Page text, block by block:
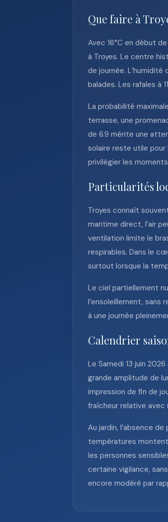
Que faire à
Avec 16°C en début
à Troyes. Le centre
de journée.
balades. Les rafales à
La probabilité
terrasse, une
de 6.9 mérite une
solaire reste utile
privilégier les
Particularités
Troyes connaît
maritime direct, l’air
ventilation limite le
respirables. Dans le
surtout lorsque la
Le ciel partiellement
l’ensoleillement,
à une journée
Calendrier
Le Samedi 13 juin
grande amplitude de
impression de fin de
fraîcheur relative avec
Au jardin, l’absence
températures montent
les personnes
certaine vigilance,
encore modéré par